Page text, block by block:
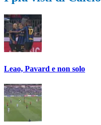
Leao, Pavard e non solo